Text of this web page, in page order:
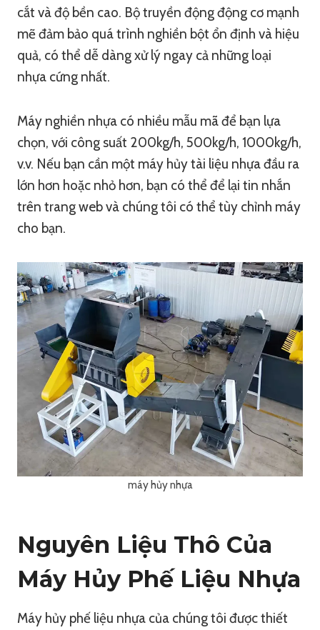
cắt và độ bền cao. Bộ truyền động động cơ mạnh
mẽ đảm bảo quá trình nghiền bột ổn định và hiệu
quả, có thể dễ dàng xử lý ngay cả những loại
nhựa cứng nhất.
Máy nghiền nhựa có nhiều mẫu mã để bạn lựa
chọn, với công suất 200kg/h, 500kg/h, 1000kg/h,
v.v. Nếu bạn cần một máy hủy tài liệu nhựa đầu ra
lớn hơn hoặc nhỏ hơn, bạn có thể để lại tin nhắn
trên trang web và chúng tôi có thể tùy chỉnh máy
cho bạn.
máy hủy nhựa
Nguyên Liệu Thô Của
Máy Hủy Phế Liệu Nhựa
Máy hủy phế liệu nhựa của chúng tôi được thiết